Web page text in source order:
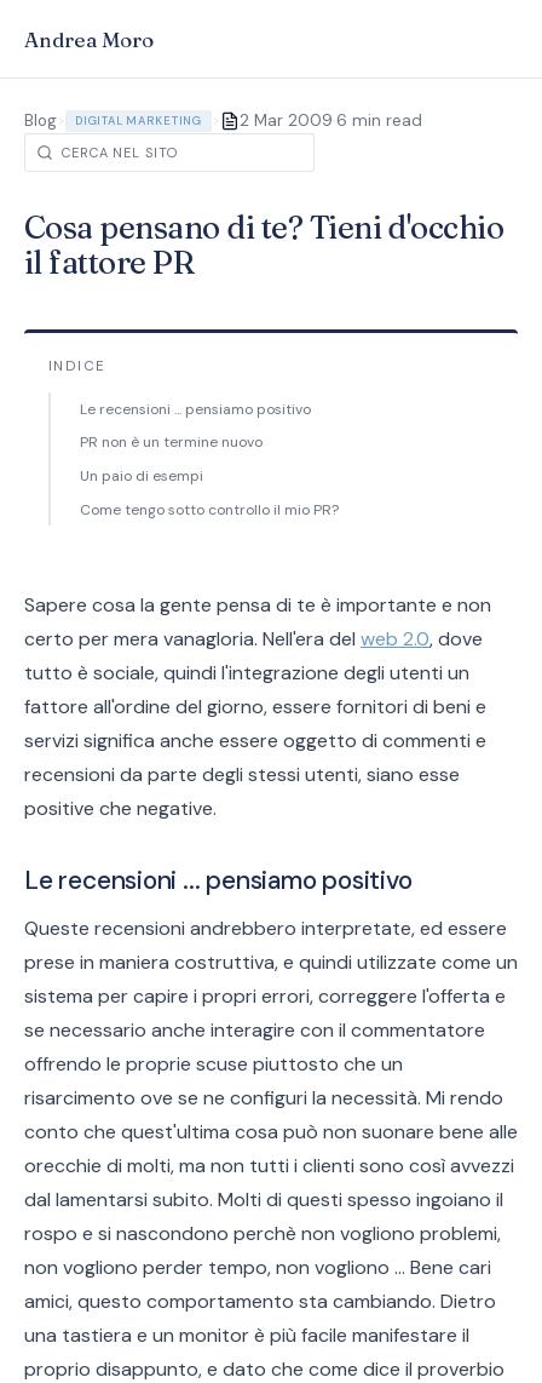
Andrea Moro
Blog> DIGITAL MARKETING > 2 Mar 2009·6 min read
Cosa pensano di te? Tieni d'occhio
il fattore PR
Sapere cosa la gente pensa di te è importante e non
certo per mera vanagloria. Nell'era del web 2.0, dove
tutto è sociale, quindi l'integrazione degli utenti un
fattore all'ordine del giorno, essere fornitori di beni e
servizi significa anche essere oggetto di commenti e
recensioni da parte degli stessi utenti, siano esse
positive che negative.
Le recensioni ... pensiamo positivo
Queste recensioni andrebbero interpretate, ed essere
prese in maniera costruttiva, e quindi utilizzate come un
sistema per capire i propri errori, correggere l'offerta e
se necessario anche interagire con il commentatore
offrendo le proprie scuse piuttosto che un
risarcimento ove se ne configuri la necessità. Mi rendo
conto che quest'ultima cosa può non suonare bene alle
orecchie di molti, ma non tutti i clienti sono così avvezzi
dal lamentarsi subito. Molti di questi spesso ingoiano il
rospo e si nascondono perchè non vogliono problemi,
non vogliono perder tempo, non vogliono ... Bene cari
amici, questo comportamento sta cambiando. Dietro
una tastiera e un monitor è più facile manifestare il
proprio disappunto, e dato che come dice il proverbio
INDICE
Le recensioni ... pensiamo positivo
PR non è un termine nuovo
Un paio di esempi
Come tengo sotto controllo il mio PR?